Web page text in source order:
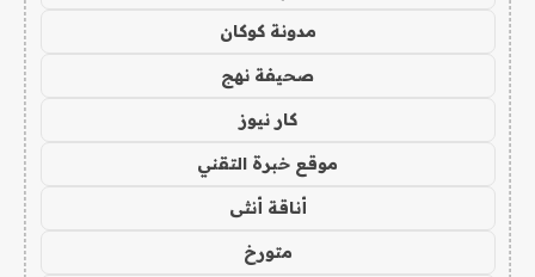
مدونة كوكان
صحيفة نهج
كار نيوز
موقع خبرة التقني
أناقة أنثى
متورخ